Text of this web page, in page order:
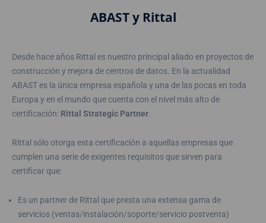
ABAST y Rittal
Desde hace años Rittal es nuestro principal aliado en proyectos de
construcción y mejora de centros de datos. En la actualidad
ABAST es la única empresa española y una de las pocas en toda
Europa y en el mundo que cuenta con el nivel más alto de
certificación: Rittal Strategic Partner.
Rittal sólo otorga esta certificación a aquellas empresas que
cumplen una serie de exigentes requisitos que sirven para
certificar que:
Es un partner de Rittal que presta una extensa gama de
servicios (ventas/instalación/soporte/servicio postventa)